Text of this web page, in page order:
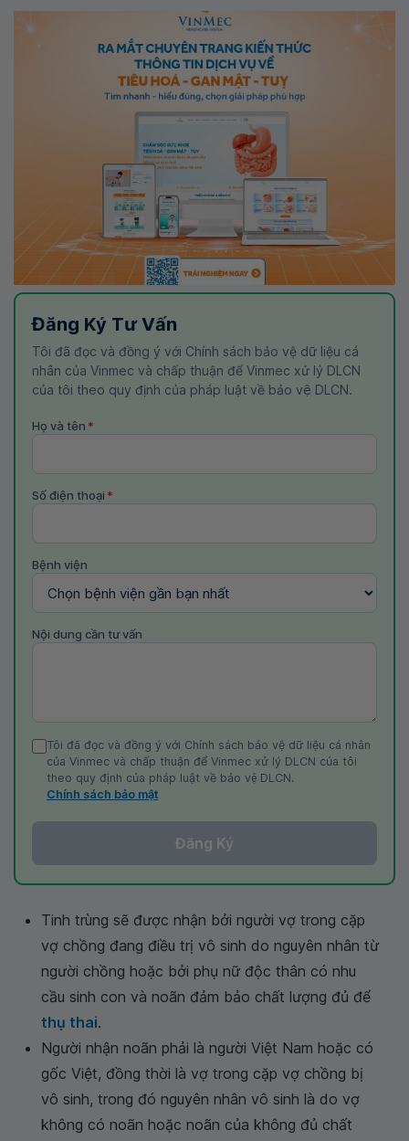
Đăng Ký Tư Vấn
Tôi đã đọc và đồng ý với Chính sách bảo vệ dữ liệu cá
nhân của Vinmec và chấp thuận để Vinmec xử lý DLCN
của tôi theo quy định của pháp luật về bảo vệ DLCN.
Họ và tên *
Số điện thoại *
Bệnh viện
Nội dung cần tư vấn
Tôi đã đọc và đồng ý với Chính sách bảo vệ dữ liệu cá nhân
của Vinmec và chấp thuận để Vinmec xử lý DLCN của tôi
theo quy định của pháp luật về bảo vệ DLCN.
Chính sách bảo mật
Đăng Ký
Tinh trùng sẽ được nhận bởi người vợ trong cặp
vợ chồng đang điều trị vô sinh do nguyên nhân từ
người chồng hoặc bởi phụ nữ độc thân có nhu
cầu sinh con và noãn đảm bảo chất lượng đủ để
thụ thai.
Người nhận noãn phải là người Việt Nam hoặc có
gốc Việt, đồng thời là vợ trong cặp vợ chồng bị
vô sinh, trong đó nguyên nhân vô sinh là do vợ
không có noãn hoặc noãn của không đủ chất